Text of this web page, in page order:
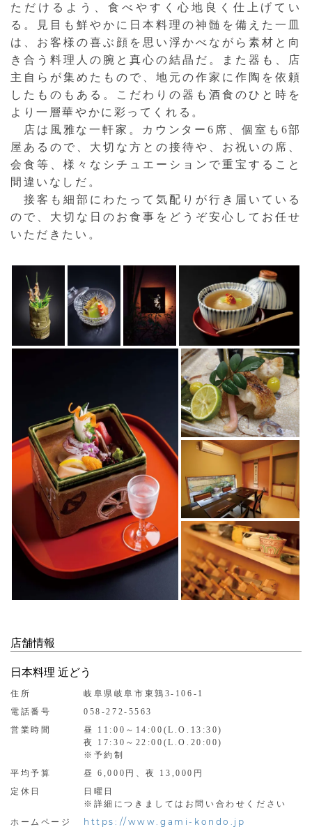
ただけるよう、食べやすく心地良く仕上げてい
る。見目も鮮やかに日本料理の神髄を備えた一皿
は、お客様の喜ぶ顔を思い浮かべながら素材と向
き合う料理人の腕と真心の結晶だ。また器も、店
主自らが集めたもので、地元の作家に作陶を依頼
したものもある。こだわりの器も酒食のひと時を
より一層華やかに彩ってくれる。
店は風雅な一軒家。カウンター6席、個室も6部
屋あるので、大切な方との接待や、お祝いの席、
会食等、様々なシチュエーションで重宝すること
間違いなしだ。
接客も細部にわたって気配りが行き届いている
ので、大切な日のお食事をどうぞ安心してお任せ
いただきたい。
店舗情報
日本料理 近どう
住所
岐阜県岐阜市東鶉3-106-1
電話番号
058-272-5563
営業時間
昼 11:00～14:00(L.O.13:30)
夜 17:30～22:00(L.O.20:00)
※予約制
平均予算
昼 6,000円、夜 13,000円
定休日
日曜日
※詳細につきましてはお問い合わせください
ホームページ
https://www.gami-kondo.jp